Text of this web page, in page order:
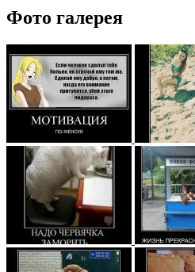
Фото галерея